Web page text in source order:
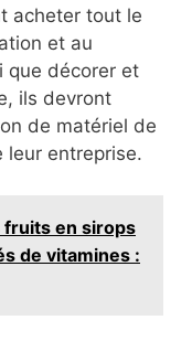
acheter tout le
et au
que décorer et
ils devront
de matériel de
leur entreprise.
en sirops
de vitamines :